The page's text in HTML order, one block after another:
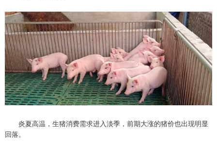
炎夏高温，生猪消费需求进入淡季，前期大涨的猪价也出现明显
回落。